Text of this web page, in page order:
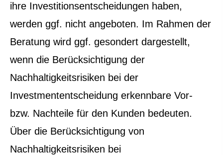
ihre Investitionsentscheidungen haben,
werden ggf. nicht angeboten. Im Rahmen der
Beratung wird ggf. gesondert dargestellt,
wenn die Berücksichtigung der
Nachhaltigkeitsrisiken bei der
Investmententscheidung erkennbare Vor-
bzw. Nachteile für den Kunden bedeuten.
Über die Berücksichtigung von
Nachhaltigkeitsrisiken bei